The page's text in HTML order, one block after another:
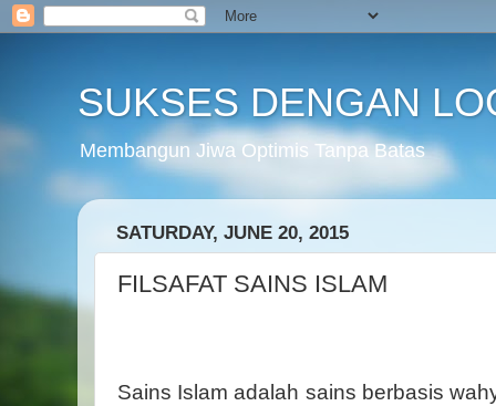
SUKSES DENGAN
Membangun Jiwa Optimis Tanpa Batas
SATURDAY, JUNE 20, 2015
FILSAFAT SAINS ISLAM
Sains Islam adalah sains berbasis